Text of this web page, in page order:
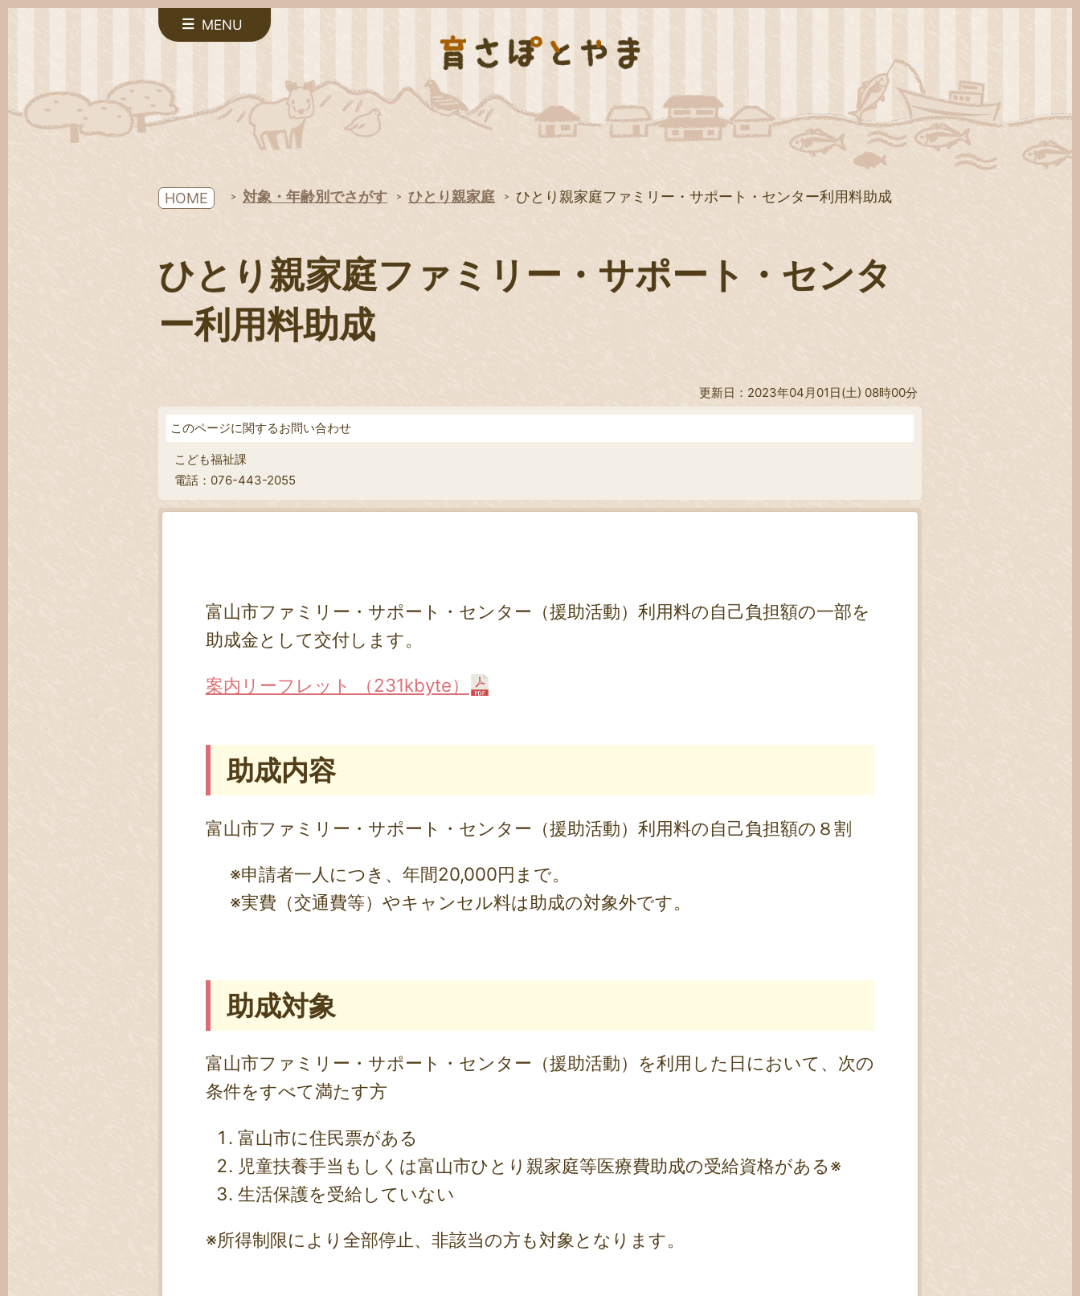
MENU
HOME 対象・年齢別でさがす ひとり親家庭 ひとり親家庭ファミリー・サポート・センター利用料助成
ひとり親家庭ファミリー・サポート・センタ
ー利用料助成
更新日：2023年04月01日(土) 08時00分
このページに関するお問い合わせ
こども福祉課
電話：076-443-2055
富山市ファミリー・サポート・センター（援助活動）利用料の自己負担額の一部を
助成金として交付します。
案内リーフレット （231kbyte）
助成内容
富山市ファミリー・サポート・センター（援助活動）利用料の自己負担額の８割
※申請者一人につき、年間20,000円まで。
※実費（交通費等）やキャンセル料は助成の対象外です。
助成対象
富山市ファミリー・サポート・センター（援助活動）を利用した日において、次の
条件をすべて満たす方
富山市に住民票がある
児童扶養手当もしくは富山市ひとり親家庭等医療費助成の受給資格がある※
生活保護を受給していない
※所得制限により全部停止、非該当の方も対象となります。